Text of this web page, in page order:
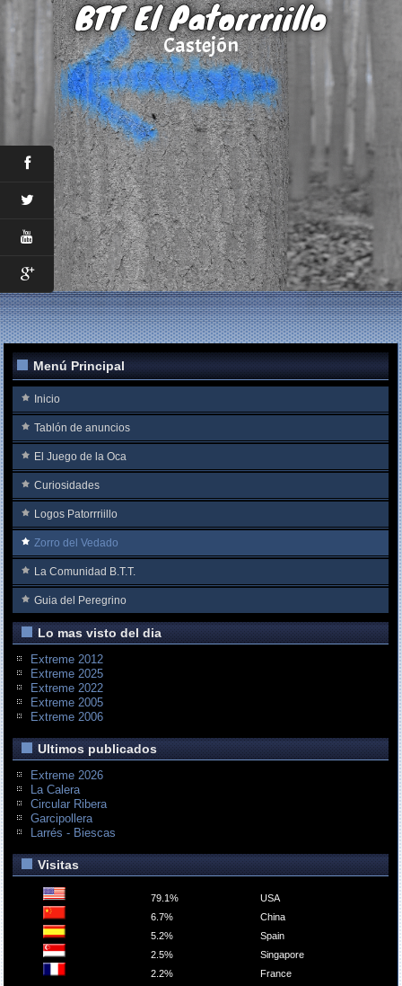
BTT El Patorrriillo
Castejón
Menú Principal
Inicio
Tablón de anuncios
El Juego de la Oca
Curiosidades
Logos Patorrriillo
Zorro del Vedado
La Comunidad B.T.T.
Guia del Peregrino
Lo mas visto del dia
Extreme 2012
Extreme 2025
Extreme 2022
Extreme 2005
Extreme 2006
Ultimos publicados
Extreme 2026
La Calera
Circular Ribera
Garcipollera
Larrés - Biescas
Visitas
79.1%
USA
6.7%
China
5.2%
Spain
2.5%
Singapore
2.2%
France